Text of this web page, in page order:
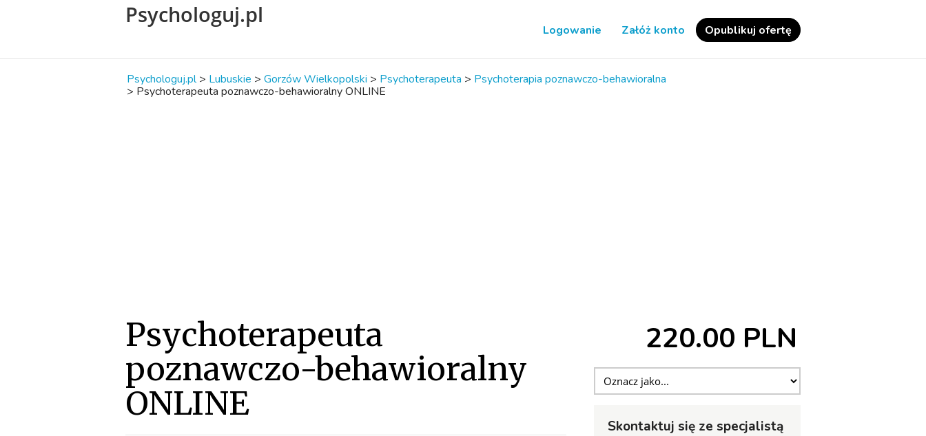
Psychologuj.pl
Logowanie Załóż konto Opublikuj ofertę
Psychologuj.pl > Lubuskie > Gorzów Wielkopolski > Psychoterapeuta > Psychoterapia poznawczo-behawioralna
> Psychoterapeuta poznawczo-behawioralny ONLINE
Psychoterapeuta
poznawczo-behawioralny
ONLINE
220.00 PLN
Skontaktuj się ze specjalistą